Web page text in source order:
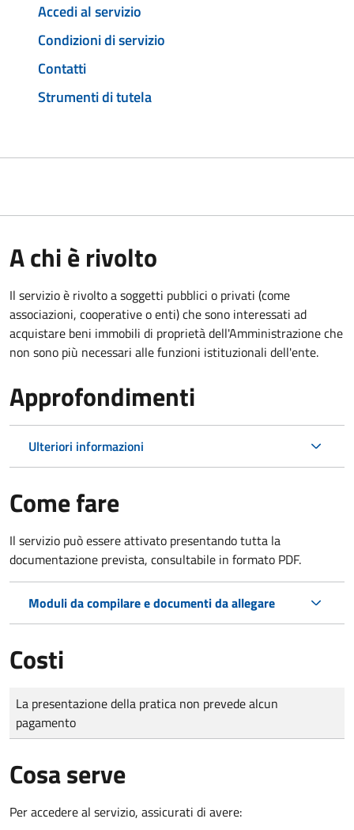
Accedi al servizio
Condizioni di servizio
Contatti
Strumenti di tutela
A chi è rivolto
Il servizio è rivolto a soggetti pubblici o privati (come
associazioni, cooperative o enti) che sono interessati ad
acquistare beni immobili di proprietà dell'Amministrazione che
non sono più necessari alle funzioni istituzionali dell'ente.
Approfondimenti
Ulteriori informazioni
Come fare
Il servizio può essere attivato presentando tutta la
documentazione prevista, consultabile in formato PDF.
Moduli da compilare e documenti da allegare
Costi
Tipo di pagamento
Importo
La presentazione della pratica non prevede alcun
pagamento
Cosa serve
Per accedere al servizio, assicurati di avere: